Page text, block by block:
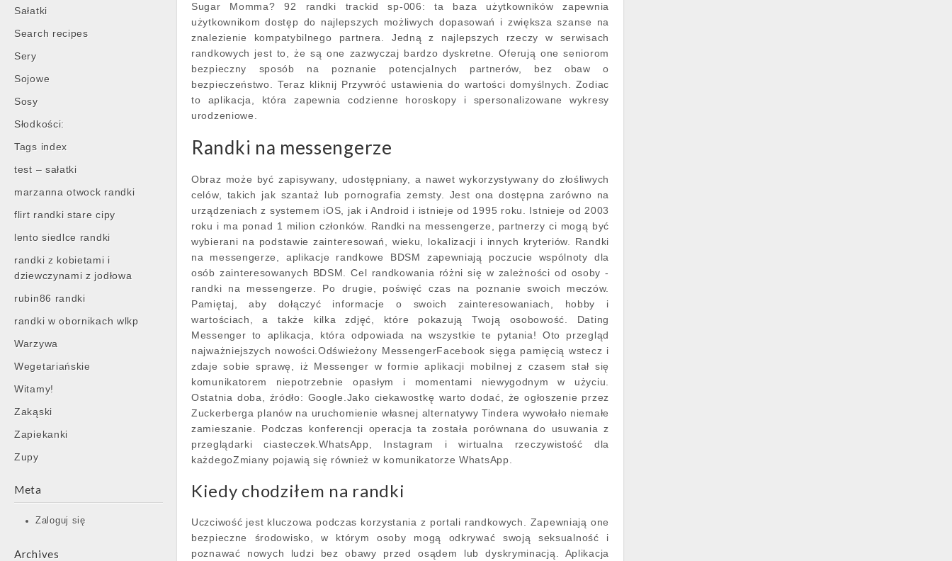
Sałatki
Search recipes
Sery
Sojowe
Sosy
Słodkości:
Tags index
test – sałatki
marzanna otwock randki
flirt randki stare cipy
lento siedlce randki
randki z kobietami i
dziewczynami z jodłowa
rubin86 randki
randki w obornikach wlkp
Warzywa
Wegetariańskie
Witamy!
Zakąski
Zapiekanki
Zupy
Meta
Zaloguj się
Archives
Sugar Momma? 92 randki trackid sp-006: ta baza użytkowników zapewnia
użytkownikom dostęp do najlepszych możliwych dopasowań i zwiększa szanse na
znalezienie kompatybilnego partnera. Jedną z najlepszych rzeczy w serwisach
randkowych jest to, że są one zazwyczaj bardzo dyskretne. Oferują one seniorom
bezpieczny sposób na poznanie potencjalnych partnerów, bez obaw o
bezpieczeństwo. Teraz kliknij Przywróć ustawienia do wartości domyślnych. Zodiac
to aplikacja, która zapewnia codzienne horoskopy i spersonalizowane wykresy
urodzeniowe.
Randki na messengerze
Obraz może być zapisywany, udostępniany, a nawet wykorzystywany do złośliwych
celów, takich jak szantaż lub pornografia zemsty. Jest ona dostępna zarówno na
urządzeniach z systemem iOS, jak i Android i istnieje od 1995 roku. Istnieje od 2003
roku i ma ponad 1 milion członków. Randki na messengerze, partnerzy ci mogą być
wybierani na podstawie zainteresowań, wieku, lokalizacji i innych kryteriów. Randki
na messengerze, aplikacje randkowe BDSM zapewniają poczucie wspólnoty dla
osób zainteresowanych BDSM. Cel randkowania różni się w zależności od osoby -
randki na messengerze. Po drugie, poświęć czas na poznanie swoich meczów.
Pamiętaj, aby dołączyć informacje o swoich zainteresowaniach, hobby i
wartościach, a także kilka zdjęć, które pokazują Twoją osobowość. Dating
Messenger to aplikacja, która odpowiada na wszystkie te pytania! Oto przegląd
najważniejszych nowości.Odświeżony MessengerFacebook sięga pamięcią wstecz i
zdaje sobie sprawę, iż Messenger w formie aplikacji mobilnej z czasem stał się
komunikatorem niepotrzebnie opasłym i momentami niewygodnym w użyciu.
Ostatnia doba, źródło: Google.Jako ciekawostkę warto dodać, że ogłoszenie przez
Zuckerberga planów na uruchomienie własnej alternatywy Tindera wywołało niemałe
zamieszanie. Podczas konferencji operacja ta została porównana do usuwania z
przeglądarki ciasteczek.WhatsApp, Instagram i wirtualna rzeczywistość dla
każdegoZmiany pojawią się również w komunikatorze WhatsApp.
Kiedy chodziłem na randki
Uczciwość jest kluczowa podczas korzystania z portali randkowych. Zapewniają one
bezpieczne środowisko, w którym osoby mogą odkrywać swoją seksualność i
poznawać nowych ludzi bez obawy przed osądem lub dyskryminacją. Aplikacja